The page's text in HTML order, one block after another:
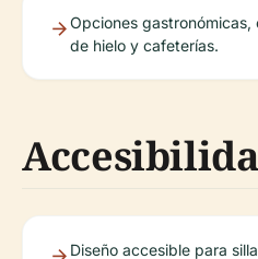
Opciones gastronómicas,
de hielo y cafeterías.
Diseño accesible para